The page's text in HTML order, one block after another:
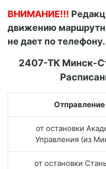
ВНИМАНИЕ!!!
движению
не дает по телефону.
2407-ТК Минск-
Отправление
от остановки
Управления (из
от остановки